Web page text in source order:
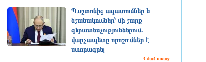
Պաշտոնից ազատումներ և
նշանակումներ՝ մի շարք
գերատեսչություններում.
վարչապետը որոշումներ է
ստորագրել
3 ժամ առաջ